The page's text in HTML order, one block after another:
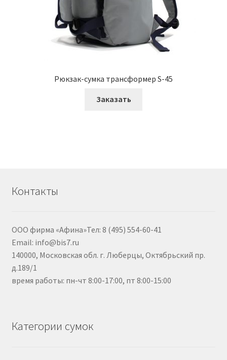
Рюкзак-сумка трансформер S-45
Заказать
Контакты
ООО фирма «Афина»Тел: 8 (495) 554-60-41
Email: info@bis7.ru
140000, Московская обл. г. Люберцы, Октябрьский пр.
д.189/1
время работы: пн-чт 8:00-17:00, пт 8:00-15:00
Категории сумок